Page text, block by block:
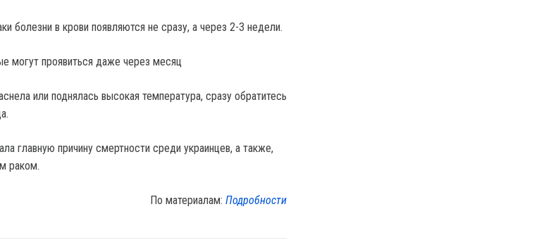
болезни в крови появляются не сразу, а через 2-3 недели.
могут проявиться даже через месяц
или поднялась высокая температура, сразу обратитесь
главную причину смертности среди украинцев, а также,
раком.
По материалам:Подробности